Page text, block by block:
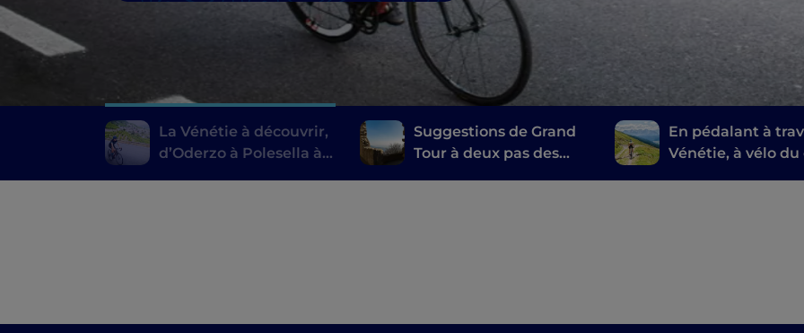
La Vénétie à découvrir,
d’Oderzo à Polesella à
Suggestions de Grand
Tour à deux pas des
En pédalant à
Vénétie, à vélo du